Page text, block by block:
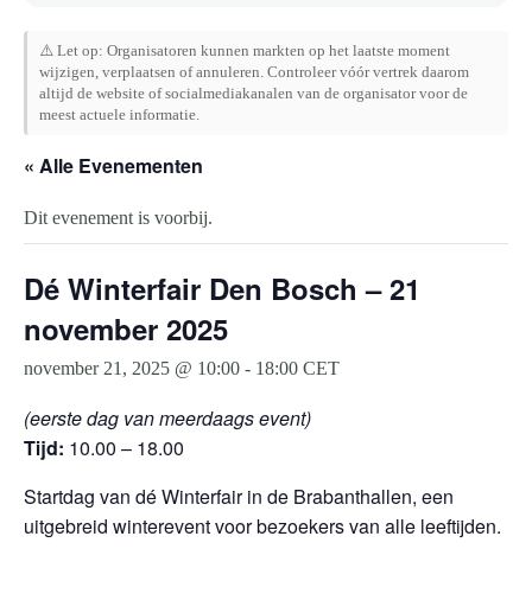
⚠️ Let op: Organisatoren kunnen markten op het laatste moment
wijzigen, verplaatsen of annuleren. Controleer vóór vertrek daarom
altijd de website of socialmediakanalen van de organisator voor de
meest actuele informatie.
« Alle Evenementen
Dit evenement is voorbij.
Dé Winterfair Den Bosch – 21
november 2025
november 21, 2025 @ 10:00 - 18:00 CET
(eerste dag van meerdaags event)
Tijd: 10.00 – 18.00
Startdag van dé Winterfair in de Brabanthallen, een
uitgebreid winterevent voor bezoekers van alle leeftijden.